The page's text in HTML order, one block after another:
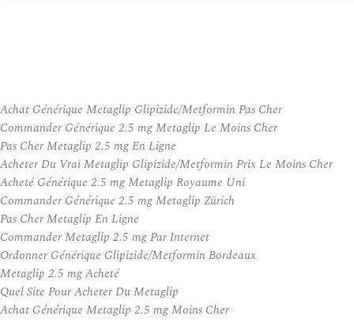
Achat Générique Metaglip Glipizide/Metformin Pas Cher
Commander Générique 2.5 mg Metaglip Le Moins Cher
Pas Cher Metaglip 2.5 mg En Ligne
Acheter Du Vrai Metaglip Glipizide/Metformin Prix Le Moins Cher
Acheté Générique 2.5 mg Metaglip Royaume Uni
Commander Générique 2.5 mg Metaglip Zürich
Pas Cher Metaglip En Ligne
Commander Metaglip 2.5 mg Par Internet
Ordonner Générique Glipizide/Metformin Bordeaux
Metaglip 2.5 mg Acheté
Quel Site Pour Acheter Du Metaglip
Achat Générique Metaglip 2.5 mg Moins Cher